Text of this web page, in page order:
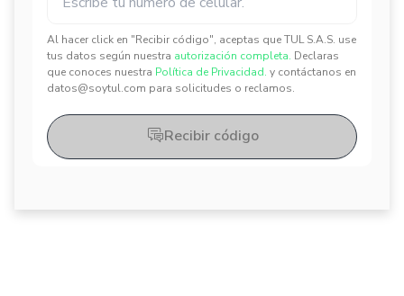
Al hacer click en "Recibir código", aceptas que TUL S.A.S. use
tus datos según nuestra autorización completa. Declaras
que conoces nuestra Política de Privacidad. y contáctanos en
datos@soytul.com para solicitudes o reclamos.
✕
✕
Recibir código